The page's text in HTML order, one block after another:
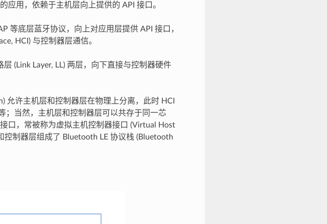
应用，依赖于主机层向上提供的 API 接口。
等底层蓝牙协议，向上对应用层提供 API 接口，
HCI) 与控制器层通信。
(Link Layer, LL) 两层，向下直接与控制器硬件
允许主机层和控制器层在物理上分离，此时 HCI
；当然，主机层和控制器层可以共存于同一芯
口，常被称为虚拟主机控制器接口 (Virtual Host
制器层组成了 Bluetooth LE 协议栈 (Bluetooth